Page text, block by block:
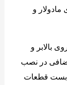
مادولار و
بالابر و
در نصب
و بست قطعات